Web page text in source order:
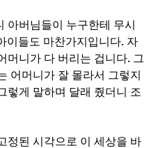
아버님들이 누구한테 무시
이들도 마찬가지입니다. 자
머니가 다 버리는 겁니다. 그
어머니가 잘 몰라서 그렇지
렇게 말하며 달래 줬더니 조
정된 시각으로 이 세상을 바